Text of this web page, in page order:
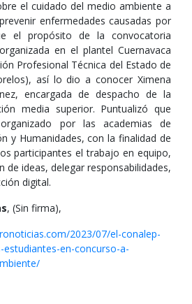
el cuidado del medio ambiente a
enfermedades causadas por
el propósito de la convocatoria
en el plantel Cuernavaca
Profesional Técnica del Estado de
así lo dio a conocer Ximena
encargada de despacho de la
media superior. Puntualizó que
por las academias de
y Humanidades, con la finalidad de
participantes el trabajo en equipo,
de ideas, delegar responsabilidades,
digital.
, (Sin firma),
2023/07/el-conalep-
en-concurso-a-